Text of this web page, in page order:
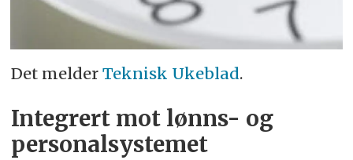
Det melder Teknisk Ukeblad.
Integrert mot lønns- og
personalsystemet